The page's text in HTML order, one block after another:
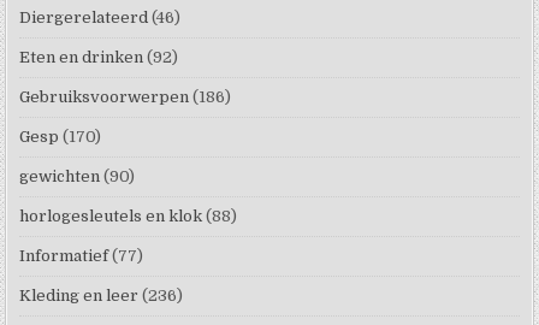
Diergerelateerd (46)
Eten en drinken (92)
Gebruiksvoorwerpen (186)
Gesp (170)
gewichten (90)
horlogesleutels en klok (88)
Informatief (77)
Kleding en leer (236)